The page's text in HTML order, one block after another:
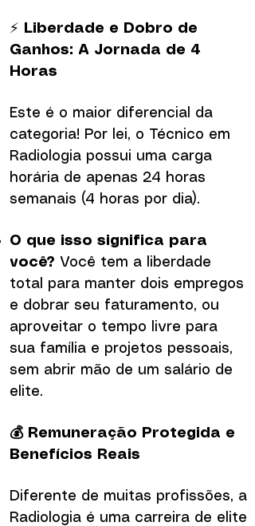
⚡
Liberdade e Dobro de
Ganhos: A Jornada de 4
Horas
Este é o maior diferencial da
categoria! Por lei, o Técnico em
Radiologia possui uma carga
horária de apenas 24 horas
semanais (4 horas por dia).
O que isso significa para
você? Você tem a liberdade
total para manter dois empregos
e dobrar seu faturamento, ou
aproveitar o tempo livre para
sua família e projetos pessoais,
sem abrir mão de um salário de
elite.
💰 Remuneração Protegida e
Benefícios Reais
Diferente de muitas profissões, a
Radiologia é uma carreira de elite